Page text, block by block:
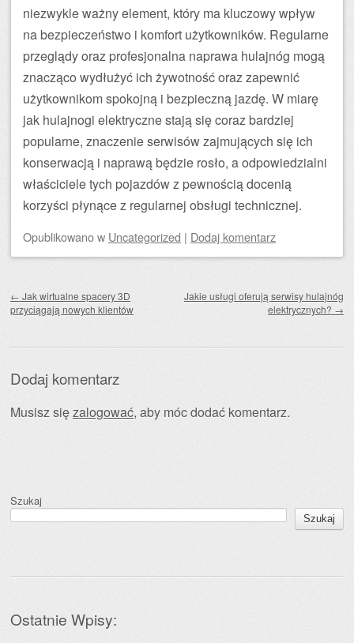
niezwykle ważny element, który ma kluczowy wpływ
na bezpieczeństwo i komfort użytkowników. Regularne
przeglądy oraz profesjonalna naprawa hulajnóg mogą
znacząco wydłużyć ich żywotność oraz zapewnić
użytkownikom spokojną i bezpieczną jazdę. W miarę
jak hulajnogi elektryczne stają się coraz bardziej
popularne, znaczenie serwisów zajmujących się ich
konserwacją i naprawą będzie rosło, a odpowiedzialni
właściciele tych pojazdów z pewnością docenią
korzyści płynące z regularnej obsługi technicznej.
Opublikowanow Uncategorized | Dodaj komentarz
← Jak wirtualne spacery 3D
przyciągają nowych klientów
Jakie usługi oferują serwisy hulajnóg
elektrycznych? →
Dodaj komentarz
Musisz sięzalogować, aby móc dodać komentarz.
Szukaj
Szukaj
Ostatnie Wpisy: